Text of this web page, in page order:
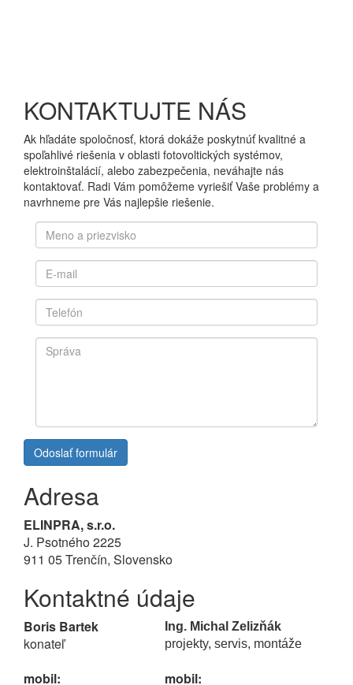
KONTAKTUJTE NÁS
Ak hľadáte spoločnosť, ktorá dokáže poskytnúť kvalitné a
spoľahlivé riešenia v oblasti fotovoltických systémov,
elektroinštalácií, alebo zabezpečenia, neváhajte nás
kontaktovať. Radi Vám pomôžeme vyriešiť Vaše problémy a
navrhneme pre Vás najlepšie riešenie.
priezvisko
* mail
*
*
Odoslať formulár
Adresa
ELINPRA, s.r.o.
J. Psotného 2225
911 05 Trenčín, Slovensko
Kontaktné údaje
Boris Bartek
konateľ
mobil:
Ing. Michal Zelizňák
projekty, servis, montáže
mobil: